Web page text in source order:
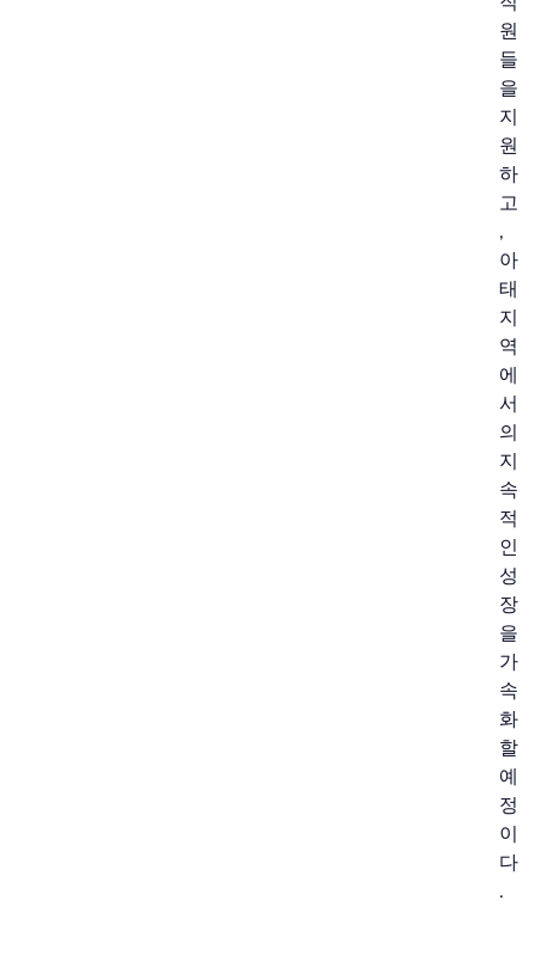
원
들
을
지
원
하
고
,
아
태
지
역
에
서
의
지
속
적
인
성
장
을
가
속
화
할
예
정
이
다
.